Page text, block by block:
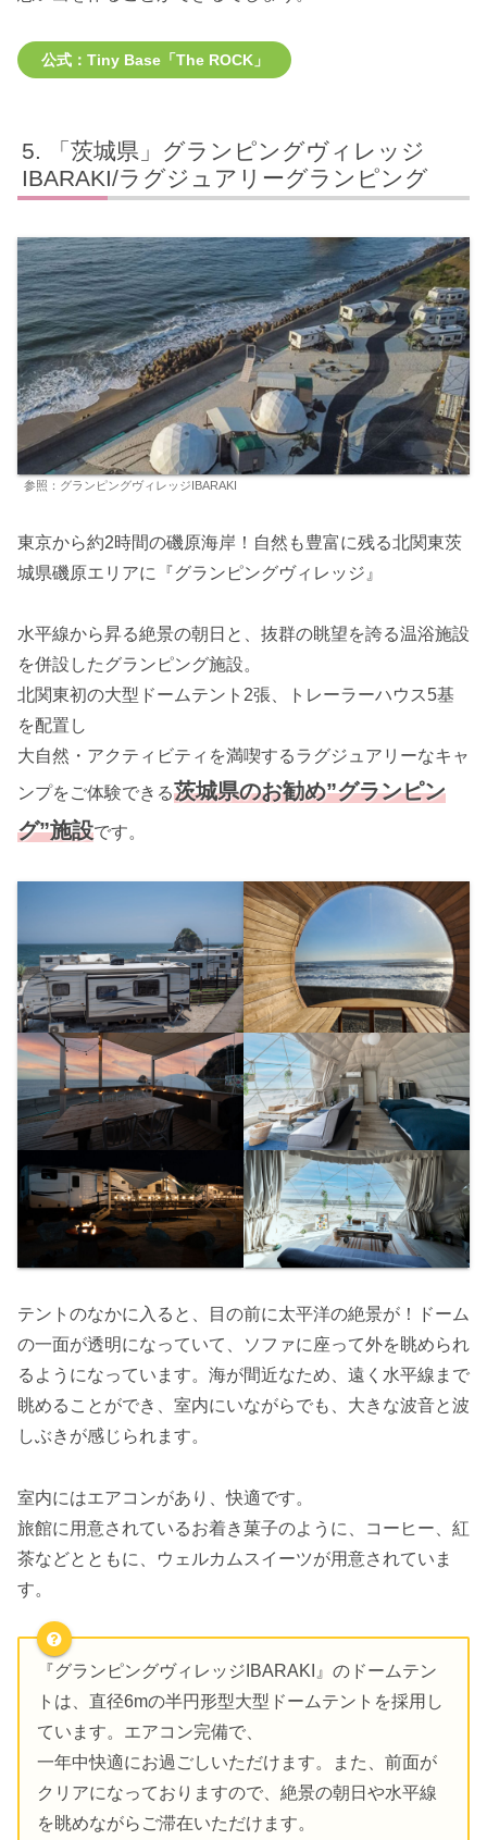
公式：Tiny Base「The ROCK」
「茨城県」グランピングヴィレッジ
IBARAKI/ラグジュアリーグランピング
参照：グランピングヴィレッジIBARAKI
東京から約2時間の磯原海岸！自然も豊富に残る北関東茨
城県磯原エリアに『グランピングヴィレッジ』
水平線から昇る絶景の朝日と、抜群の眺望を誇る温浴施設
を併設したグランピング施設。
北関東初の大型ドームテント2張、トレーラーハウス5基
を配置し
大自然・アクティビティを満喫するラグジュアリーなキャ
ンプをご体験できる茨城県のお勧め”グランピン
グ”施設です。
テントのなかに入ると、目の前に太平洋の絶景が！ドーム
の一面が透明になっていて、ソファに座って外を眺められ
るようになっています。海が間近なため、遠く水平線まで
眺めることができ、室内にいながらでも、大きな波音と波
しぶきが感じられます。
室内にはエアコンがあり、快適です。
旅館に用意されているお着き菓子のように、コーヒー、紅
茶などとともに、ウェルカムスイーツが用意されていま
す。
『グランピングヴィレッジIBARAKI』のドームテン
トは、直径6mの半円形型大型ドームテントを採用し
ています。エアコン完備で、
一年中快適にお過ごしいただけます。また、前面が
クリアになっておりますので、絶景の朝日や水平線
を眺めながらご滞在いただけます。